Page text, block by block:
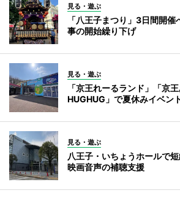
見る・遊ぶ
「八王子まつり」3日間開
事の開始繰り下げ
見る・遊ぶ
「京王れーるランド」「京
HUGHUG」で夏休みイベン
見る・遊ぶ
八王子・いちょうホールで
映画音声の補聴支援